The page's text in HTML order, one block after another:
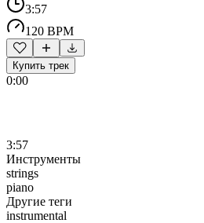
3:57
120 BPM
Купить трек
0:00
3:57
Инструменты
strings
piano
Другие теги
instrumental